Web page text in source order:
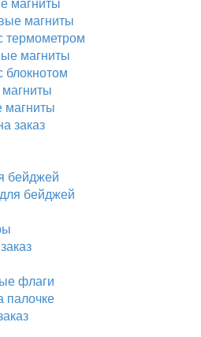
магниты
термометром
магниты
блокнотом
заказ
бейджей
бейджей
флаги
палочке